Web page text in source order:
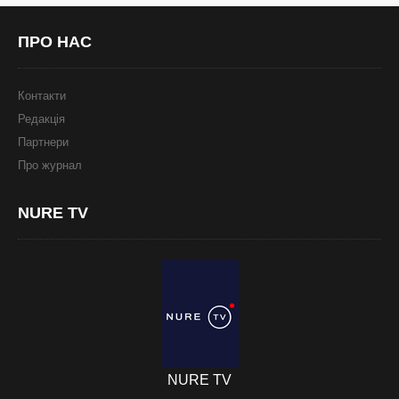
ПРО НАС
Контакти
Редакція
Партнери
Про журнал
NURE TV
NURE TV